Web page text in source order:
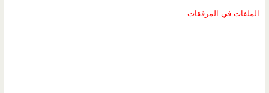
الملفات في المرفقات